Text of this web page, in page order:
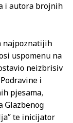
i autora brojnih
najpoznatijih
uspomenu na
neizbrisiv
i
pjesama,
Glazbenog
te inicijator